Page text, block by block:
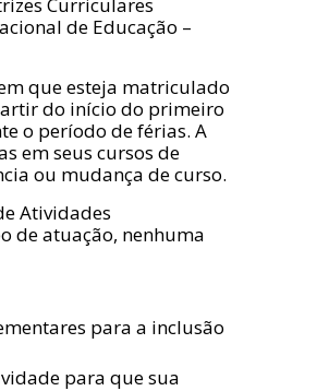
de Educação –
que esteja matriculado
do início do primeiro
o período de férias. A
em seus cursos de
ou mudança de curso.
Atividades
de atuação, nenhuma
para a inclusão
para que sua